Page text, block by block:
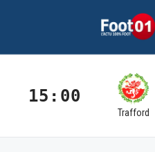
15:00
Trafford